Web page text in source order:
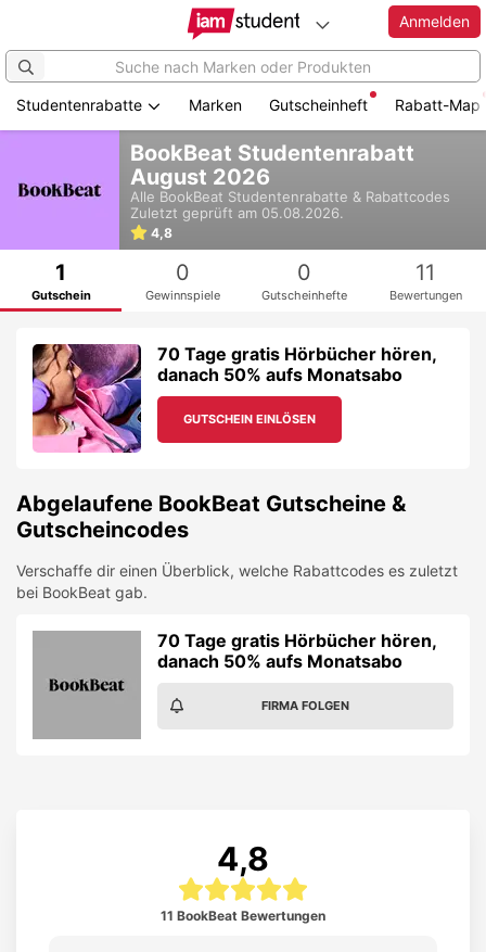
springen
Anmelden
Studentenrabatte Marken Gutscheinheft Rabatt-Map
BookBeat Studentenrabatt
August 2026
Alle BookBeat Studentenrabatte & Rabattcodes
Zuletzt geprüft am 05.08.2026.
4,8
1
Gutschein
0
Gewinnspiele
0
Gutscheinhefte
11
Bewertungen
70 Tage gratis Hörbücher hören,
danach 50% aufs Monatsabo
GUTSCHEIN EINLÖSEN
Abgelaufene BookBeat Gutscheine &
Gutscheincodes
Verschaffe dir einen Überblick, welche Rabattcodes es zuletzt
bei BookBeat gab.
70 Tage gratis Hörbücher hören,
danach 50% aufs Monatsabo
FIRMA FOLGEN
4,8
11 BookBeat Bewertungen